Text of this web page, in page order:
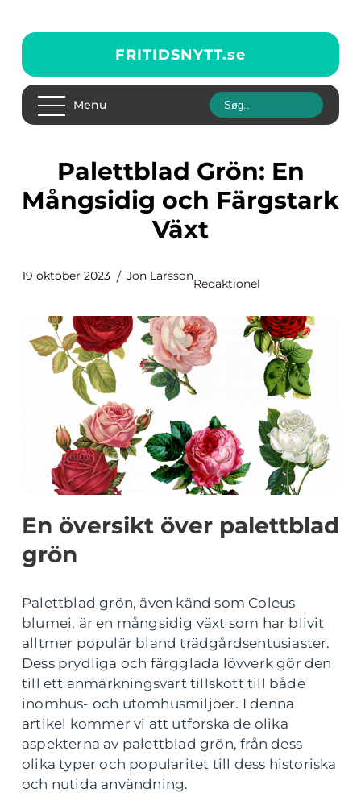
FRITIDSNYTT.se
Menu
Palettblad Grön: En
Mångsidig och Färgstark
Växt
19 oktober 2023 Jon Larsson
Redaktionel
En översikt över palettblad
grön
Palettblad grön, även känd som Coleus
blumei, är en mångsidig växt som har blivit
alltmer populär bland trädgårdsentusiaster.
Dess prydliga och färgglada lövverk gör den
till ett anmärkningsvärt tillskott till både
inomhus- och utomhusmiljöer. I denna
artikel kommer vi att utforska de olika
aspekterna av palettblad grön, från dess
olika typer och popularitet till dess historiska
och nutida användning.